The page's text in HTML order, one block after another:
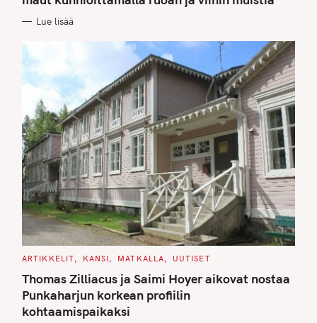
O
I
Lue lisää
C
T
E
G
O
R
I
ARTIKKELIT KANSI MATKALLA UUTISET
Thomas Zilliacus ja Saimi Hoyer aikovat nostaa
Punkaharjun korkean profiilin
kohtaamispaikaksi